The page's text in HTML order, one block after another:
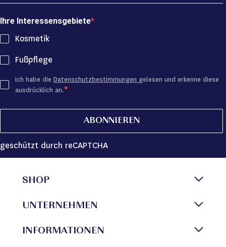
Ihre Interessensgebiete
Kosmetik
Fußpflege
Ich habe die Datenschutzbestimmungen gelesen und erkenne diese
ausdrücklich an.
ABONNIEREN
geschützt durch reCAPTCHA
SHOP
UNTERNEHMEN
INFORMATIONEN